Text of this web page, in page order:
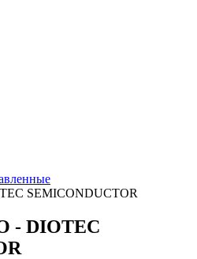
SEMICONDUCTOR
- DIOTEC